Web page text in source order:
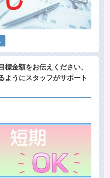
標金額をお伝えください、
ようにスタッフがサポート